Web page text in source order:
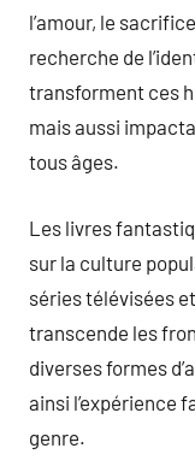
l’amour, le
recherche de
transforment ces
mais aussi
tous âges.
Les livres
sur la culture
séries télévisées
transcende les
diverses formes
ainsi l’expérience
genre.